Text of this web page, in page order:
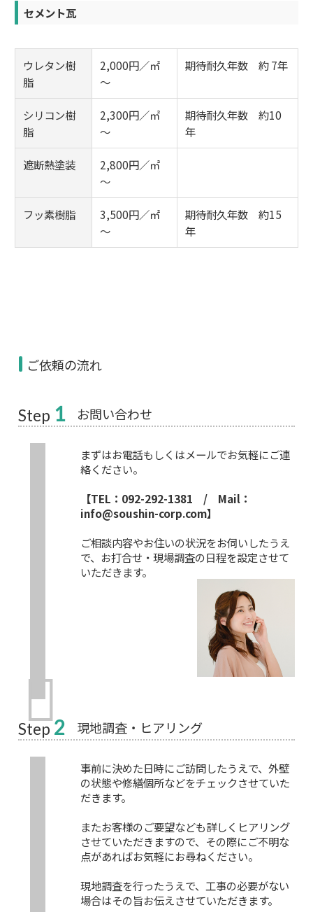
セメント瓦
ウレタン樹
脂
2,000円／㎡
～
期待耐久年数 約 7年
シリコン樹
脂
2,300円／㎡
～
期待耐久年数 約10
年
遮断熱塗装
2,800円／㎡
～
フッ素樹脂
3,500円／㎡
～
期待耐久年数 約15
年
ご依頼の流れ
Step 1 お問い合わせ
まずはお電話もしくはメールでお気軽にご連
絡ください。
【TEL：092-292-1381 / Mail：
info@soushin-corp.com】
ご相談内容やお住いの状況をお伺いしたうえ
で、お打合せ・現場調査の日程を設定させて
いただきます。
Step 2 現地調査・ヒアリング
事前に決めた日時にご訪問したうえで、外壁
の状態や修繕個所などをチェックさせていた
だきます。
またお客様のご要望なども詳しくヒアリング
させていただきますので、その際にご不明な
点があればお気軽にお尋ねください。
現地調査を行ったうえで、工事の必要がない
場合はその旨お伝えさせていただきます。